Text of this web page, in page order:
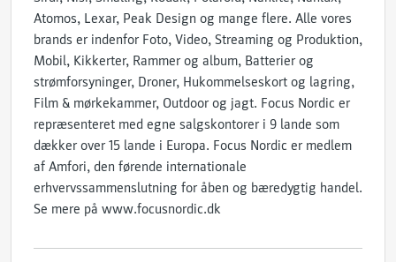
Atomos, Lexar, Peak Design og mange flere. Alle vores
brands er indenfor Foto, Video, Streaming og Produktion,
Mobil, Kikkerter, Rammer og album, Batterier og
strømforsyninger, Droner, Hukommelseskort og lagring,
Film & mørkekammer, Outdoor og jagt. Focus Nordic er
repræsenteret med egne salgskontorer i 9 lande som
dækker over 15 lande i Europa. Focus Nordic er medlem
af Amfori, den førende internationale
erhvervssammenslutning for åben og bæredygtig handel.
Se mere på www.focusnordic.dk